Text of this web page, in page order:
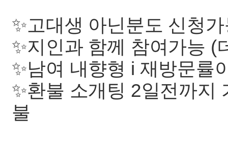
✨️고대생 아닌분도 신청
✨️지인과 함께 참여가능 (
✨️남여 내향형 i 재방문률
✨️환불 소개팅 2일전까지
불